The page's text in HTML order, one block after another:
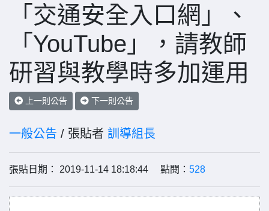
「交通安全入口網」、
「YouTube」，請教師
研習與教學時多加運用
上一則公告 下一則公告
一般公告 / 張貼者 訓導組長
張貼日期： 2019-11-14 18:18:44 點閱： 528